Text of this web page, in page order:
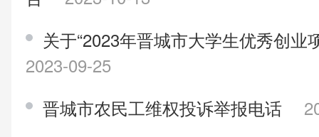
关于“2023年晋城市大学生优秀创业
2023-09-25
晋城市农民工维权投诉举报电话